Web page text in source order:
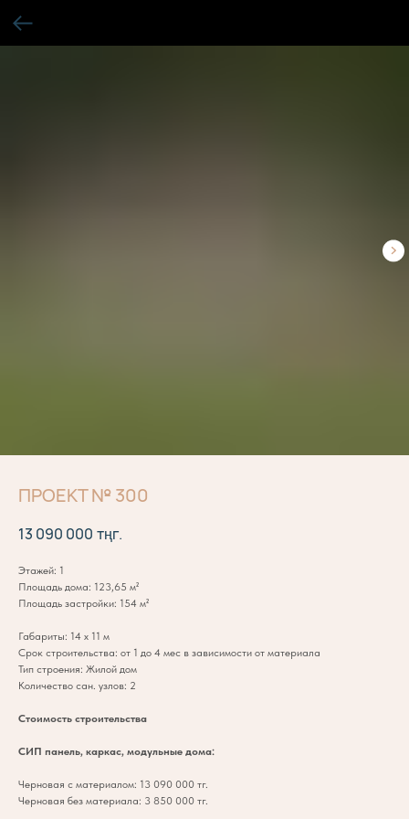
ПРОЕКТ № 300
13 090 000 тңг.
Этажей: 1
Площадь дома: 123,65 м²
Площадь застройки: 154 м²
Габариты: 14 х 11 м
Срок строительства: от 1 до 4 мес в зависимости от материала
Тип строения: Жилой дом
Количество сан. узлов: 2
Стоимость строительства
СИП панель, каркас, модульные дома:
Черновая с материалом: 13 090 000 тг.
Черновая без материала: 3 850 000 тг.